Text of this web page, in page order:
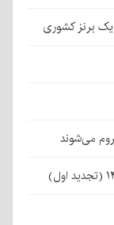
برنز کشوری
می‌شوند